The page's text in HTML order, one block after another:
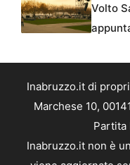
Volto
Inabruzzo.it di
Marchese 10,
Partita
Inabruzzo.it non è